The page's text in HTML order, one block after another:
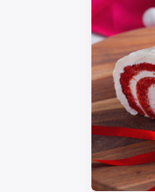
Dernieres recettes
IT Website